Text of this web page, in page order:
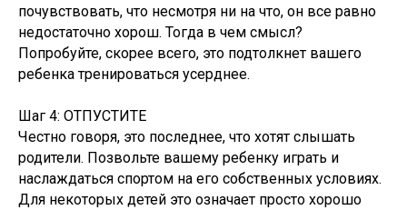
почувствовать, что несмотря ни на что, он все равно
недостаточно хорош. Тогда в чем смысл?
Попробуйте, скорее всего, это подтолкнет вашего
ребенка тренироваться усерднее.
Шаг 4: ОТПУСТИТЕ
Честно говоря, это последнее, что хотят слышать
родители. Позвольте вашему ребенку играть и
наслаждаться спортом на его собственных условиях.
Для некоторых детей это означает просто хорошо